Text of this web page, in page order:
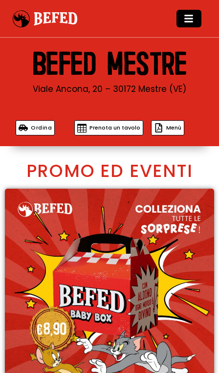
BEFED MESTRE
Viale Ancona, 20 – 30172 Mestre (VE)
Ordina Prenota un tavolo Menù
PROMO ED EVENTI